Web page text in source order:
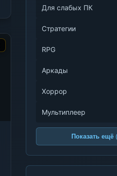
Для слабых ПК
Стратегии
RPG
Аркады
Хоррор
Мультиплеер
Показать ещё